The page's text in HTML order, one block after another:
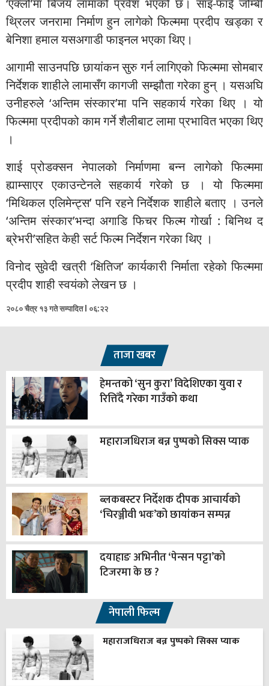
‘एक्लो’मा बिजय लामाको प्रवेश भएको छ। साइ-फाई जोम्बी
थ्रिलर जनरामा निर्माण हुन लागेको फिल्ममा प्रदीप खड्का र
बेनिशा हमाल यसअगाडी फाइनल भएका थिए।
आगामी साउनपछि छायांकन सुरु गर्न लागिएको फिल्ममा सोमबार
निर्देशक शाहीले लामासँग कागजी सम्झौता गरेका हुन् । यसअघि
उनीहरुले ‘अन्तिम संस्कार’मा पनि सहकार्य गरेका थिए । यो
फिल्ममा प्रदीपको काम गर्ने शैलीबाट लामा प्रभावित भएका थिए
।
शाई प्रोडक्सन नेपालको निर्माणमा बन्न लागेको फिल्ममा
ह्याम्साएर एकाउन्टेनले सहकार्य गरेको छ । यो फिल्ममा
‘मिथिकल एलिमेन्ट्स’ पनि रहने निर्देशक शाहीले बताए । उनले
‘अन्तिम संस्कार’भन्दा अगाडि फिचर फिल्म गोर्खा : बिनिथ द
ब्रेभरी’सहित केही सर्ट फिल्म निर्देशन गरेका थिए ।
विनोद सुवेदी खत्री ‘क्षितिज’ कार्यकारी निर्माता रहेको फिल्ममा
प्रदीप शाही स्वयंको लेखन छ ।
२०८० चैत्र १३ गते सम्पादित l ०६:२२
ताजा खबर
हेमन्तको ‘सुन कुरा’ विदेशिएका युवा र
रित्तिँदै गरेका गाउँको कथा
महाराजधिराज बन्न पुष्पको सिक्स प्याक
ब्लकबस्टर निर्देशक दीपक आचार्यको
‘चिरञ्जीवी भवः’को छायांकन सम्पन्न
दयाहाङ अभिनीत ‘पेन्सन पट्टा’को
टिजरमा के छ ?
नेपाली फिल्म
महाराजधिराज बन्न पुष्पको सिक्स प्याक